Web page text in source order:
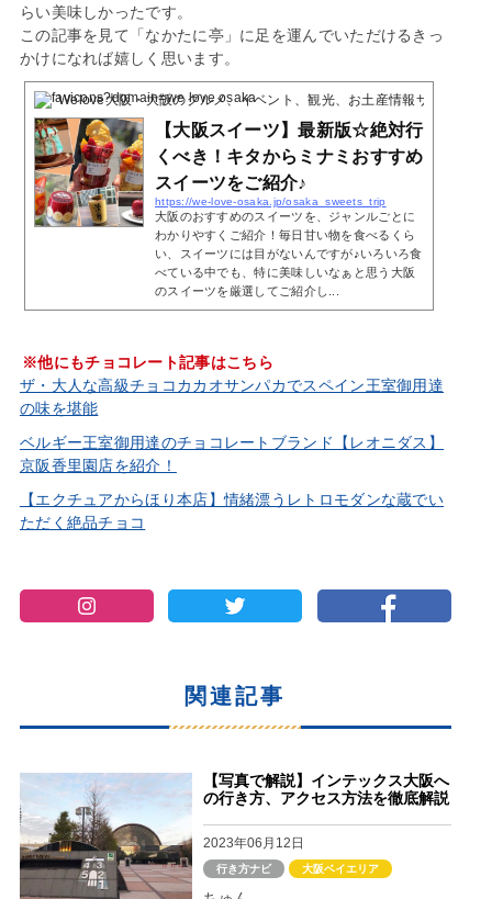
らい美味しかったです。
この記事を見て「なかたに亭」に足を運んでいただけるきっ
かけになれば嬉しく思います。
Welove大阪・大阪のグルメ、イベント、観光、お土産情報サイト
【大阪スイーツ】最新版☆絶対行
くべき！キタからミナミおすすめ
スイーツをご紹介♪
https://we-love-osaka.jp/osaka_sweets_trip
大阪のおすすめのスイーツを、ジャンルごとに
わかりやすくご紹介！毎日甘い物を食べるくら
い、スイーツには目がないんですが♪いろいろ食
べている中でも、特に美味しいなぁと思う大阪
のスイーツを厳選してご紹介し...
※他にもチョコレート記事はこちら
ザ・大人な高級チョコカカオサンパカでスペイン王室御用達
の味を堪能
ベルギー王室御用達のチョコレートブランド【レオニダス】
京阪香里園店を紹介！
【エクチュアからほり本店】情緒漂うレトロモダンな蔵でい
ただく絶品チョコ
関連記事
【写真で解説】インテックス大阪へ
の行き方、アクセス方法を徹底解説
2023年06月12日
行き方ナビ 大阪ベイエリア